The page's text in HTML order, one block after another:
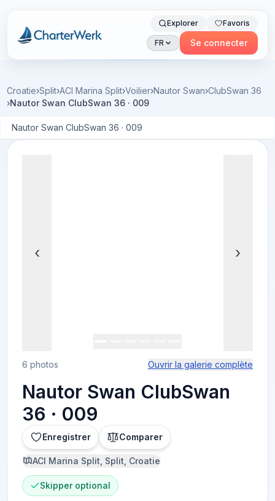
Charterwerk
Explorer Favoris
FR Se connecter
Croatie›Split›ACI Marina Split›Voilier›Nautor Swan›ClubSwan 36
›Nautor Swan ClubSwan 36 · 009
Nautor Swan ClubSwan 36 · 009
‹ ›
6 photos Ouvrir la galerie complète
Nautor Swan ClubSwan
36 · 009
Enregistrer Comparer
ACI Marina Split, Split, Croatie
Skipper optional